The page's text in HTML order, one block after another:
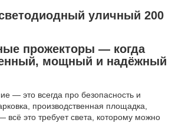
уличный 200
прожекторы — когда
мощный и надёжный
— это всегда про безопасность и
производственная площадка,
всё это требует света, которому можно